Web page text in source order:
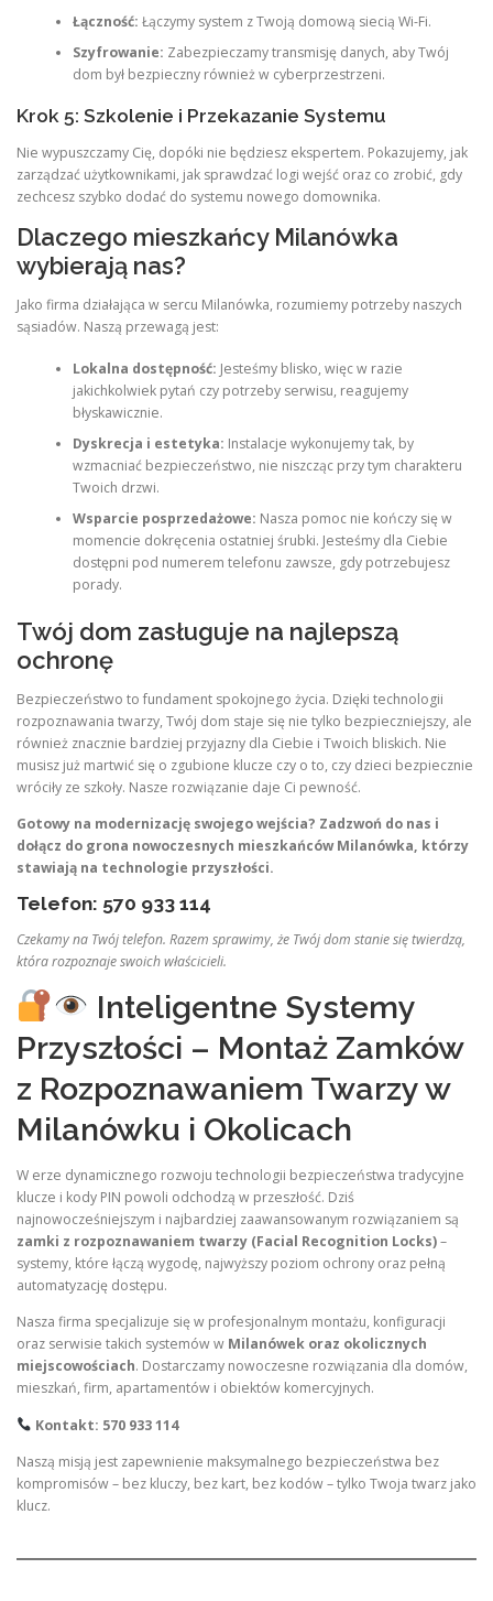
Łączność: Łączymy system z Twoją domową siecią Wi-Fi.
Szyfrowanie: Zabezpieczamy transmisję danych, aby Twój
dom był bezpieczny również w cyberprzestrzeni.
Krok 5: Szkolenie i Przekazanie Systemu
Nie wypuszczamy Cię, dopóki nie będziesz ekspertem. Pokazujemy, jak
zarządzać użytkownikami, jak sprawdzać logi wejść oraz co zrobić, gdy
zechcesz szybko dodać do systemu nowego domownika.
Dlaczego mieszkańcy Milanówka
wybierają nas?
Jako firma działająca w sercu Milanówka, rozumiemy potrzeby naszych
sąsiadów. Naszą przewagą jest:
Lokalna dostępność: Jesteśmy blisko, więc w razie
jakichkolwiek pytań czy potrzeby serwisu, reagujemy
błyskawicznie.
Dyskrecja i estetyka: Instalacje wykonujemy tak, by
wzmacniać bezpieczeństwo, nie niszcząc przy tym charakteru
Twoich drzwi.
Wsparcie posprzedażowe: Nasza pomoc nie kończy się w
momencie dokręcenia ostatniej śrubki. Jesteśmy dla Ciebie
dostępni pod numerem telefonu zawsze, gdy potrzebujesz
porady.
Twój dom zasługuje na najlepszą
ochronę
Bezpieczeństwo to fundament spokojnego życia. Dzięki technologii
rozpoznawania twarzy, Twój dom staje się nie tylko bezpieczniejszy, ale
również znacznie bardziej przyjazny dla Ciebie i Twoich bliskich. Nie
musisz już martwić się o zgubione klucze czy o to, czy dzieci bezpiecznie
wróciły ze szkoły. Nasze rozwiązanie daje Ci pewność.
Gotowy na modernizację swojego wejścia? Zadzwoń do nas i
dołącz do grona nowoczesnych mieszkańców Milanówka, którzy
stawiają na technologie przyszłości.
Telefon: 570 933 114
Czekamy na Twój telefon. Razem sprawimy, że Twój dom stanie się twierdzą,
która rozpoznaje swoich właścicieli.
Inteligentne Systemy
Przyszłości – Montaż Zamków
z Rozpoznawaniem Twarzy w
Milanówku i Okolicach
W erze dynamicznego rozwoju technologii bezpieczeństwa tradycyjne
klucze i kody PIN powoli odchodzą w przeszłość. Dziś
najnowocześniejszym i najbardziej zaawansowanym rozwiązaniem są
zamki z rozpoznawaniem twarzy (Facial Recognition Locks)–
systemy, które łączą wygodę, najwyższy poziom ochrony oraz pełną
automatyzację dostępu.
Nasza firma specjalizuje się w profesjonalnym montażu, konfiguracji
oraz serwisie takich systemów w Milanówek oraz okolicznych
miejscowościach. Dostarczamy nowoczesne rozwiązania dla domów,
mieszkań, firm, apartamentów i obiektów komercyjnych.
Kontakt: 570 933 114
Naszą misją jest zapewnienie maksymalnego bezpieczeństwa bez
kompromisów – bez kluczy, bez kart, bez kodów – tylko Twoja twarz jako
klucz.